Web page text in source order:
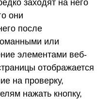
заходят на него
они
после
или
элементами веб-
отображается
на проверку,
нажать кнопку,